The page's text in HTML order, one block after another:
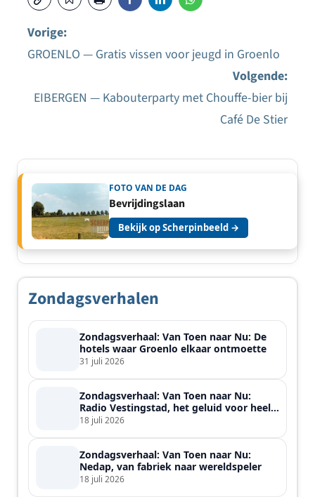
navigatie
Vorige:
GROENLO — Gratis vissen voor jeugd in Groenlo
Volgende:
EIBERGEN — Kabouterparty met Chouffe-bier bij
Café De Stier
FOTO VAN DE DAG
Bevrijdingslaan
Bekijk op Scherpinbeeld →
Zondagsverhalen
Zondagsverhaal: Van Toen naar Nu: De
hotels waar Groenlo elkaar ontmoette
31 juli 2026
Zondagsverhaal: Van Toen naar Nu:
Radio Vestingstad, het geluid voor heel
de streek
18 juli 2026
Zondagsverhaal: Van Toen naar Nu:
Nedap, van fabriek naar wereldspeler
18 juli 2026